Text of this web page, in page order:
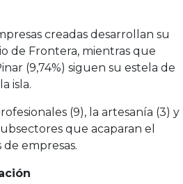
creadas desarrollan su
de Frontera, mientras que
(9,74%) siguen su estela de
isla.
(9), la artesanía (3) y
que acaparan el
empresas.